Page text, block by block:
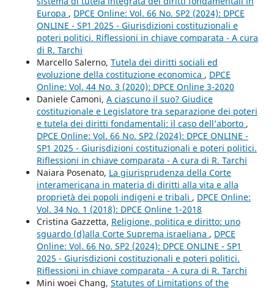
Europa , DPCE Online: Vol. 66 No. SP2 (2024): DPCE
ONLINE - SP1 2025 - Giurisdizioni costituzionali e
poteri politici. Riflessioni in chiave comparata - A cura
di R. Tarchi
Marcello Salerno, Tutela dei diritti sociali ed
evoluzione della costituzione economica , DPCE
Online: Vol. 44 No. 3 (2020): DPCE Online 3-2020
Daniele Camoni, A ciascuno il suo? Giudice
costituzionale e Legislatore tra separazione dei poteri
e tutela dei diritti fondamentali: il caso dell’aborto ,
DPCE Online: Vol. 66 No. SP2 (2024): DPCE ONLINE -
SP1 2025 - Giurisdizioni costituzionali e poteri politici.
Riflessioni in chiave comparata - A cura di R. Tarchi
Naiara Posenato, La giurisprudenza della Corte
interamericana in materia di diritti alla vita e alla
proprietà dei popoli indigeni e tribali , DPCE Online:
Vol. 34 No. 1 (2018): DPCE Online 1-2018
Cristina Gazzetta, Religione, politica e diritto: uno
sguardo (d)alla Corte Suprema israeliana , DPCE
Online: Vol. 66 No. SP2 (2024): DPCE ONLINE - SP1
2025 - Giurisdizioni costituzionali e poteri politici.
Riflessioni in chiave comparata - A cura di R. Tarchi
Mini woei Chang, Statutes of Limitations of the